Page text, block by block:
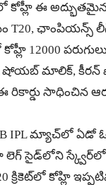
కోహ్లీ ఈ
T20, ఛాంపియన్స్
12000
షోయబ్ మాలిక్, కీరన్
సాధించిన
IPL మ్యాచ్‌లో
సైడ్‌లోని
క్రికెట్‌లో కోహ్లి